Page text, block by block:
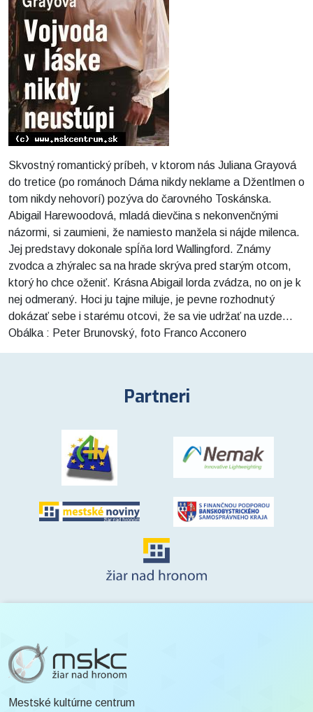
Skvostný romantický príbeh, v ktorom nás Juliana Grayová
do tretice (po románoch Dáma nikdy neklame a Džentlmen o
tom nikdy nehovorí) pozýva do čarovného Toskánska.
Abigail Harewoodová, mladá dievčina s nekonvenčnými
názormi, si zaumieni, že namiesto manžela si nájde milenca.
Jej predstavy dokonale spĺňa lord Wallingford. Známy
zvodca a zhýralec sa na hrade skrýva pred starým otcom,
ktorý ho chce oženiť. Krásna Abigail lorda zvádza, no on je k
nej odmeraný. Hoci ju tajne miluje, je pevne rozhodnutý
dokázať sebe i starému otcovi, že sa vie udržať na uzde...
Obálka : Peter Brunovský, foto Franco Acconero
Partneri
Mestské kultúrne centrum